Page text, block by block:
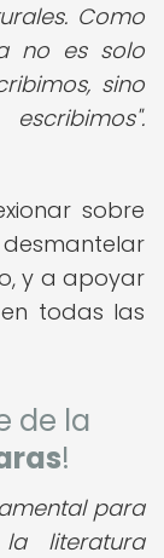
Como
no es solo
sino
sobre
y a apoyar
todas las
de la
!
para
literatura